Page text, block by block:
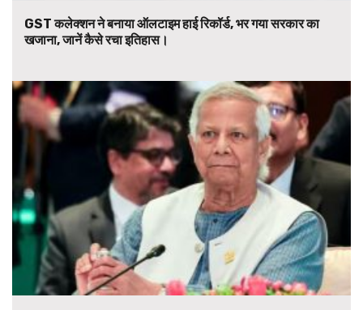
GST कलेक्शन ने बनाया ऑलटाइम हाई रिकॉर्ड, भर गया सरकार का
खजाना, जानें कैसे रचा इतिहास।